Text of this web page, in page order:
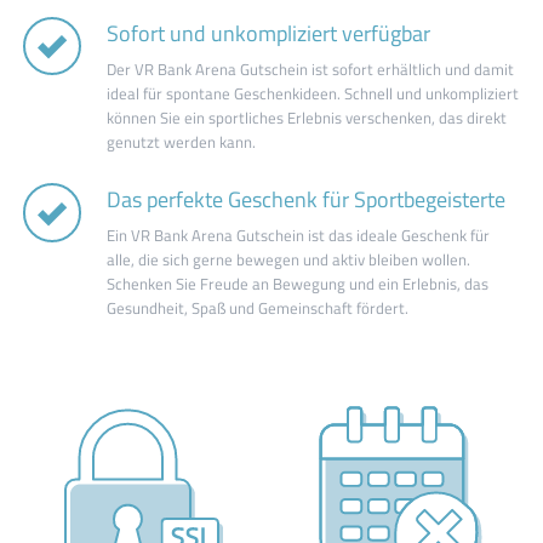
Sofort und unkompliziert verfügbar
Der VR Bank Arena Gutschein ist sofort erhältlich und damit
ideal für spontane Geschenkideen. Schnell und unkompliziert
können Sie ein sportliches Erlebnis verschenken, das direkt
genutzt werden kann.
Das perfekte Geschenk für Sportbegeisterte
Ein VR Bank Arena Gutschein ist das ideale Geschenk für
alle, die sich gerne bewegen und aktiv bleiben wollen.
Schenken Sie Freude an Bewegung und ein Erlebnis, das
Gesundheit, Spaß und Gemeinschaft fördert.